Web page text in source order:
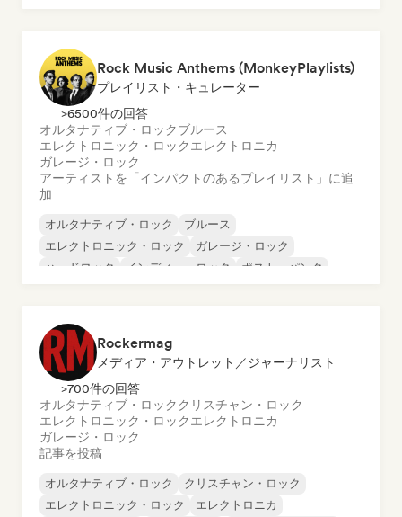
Rock Music Anthems (MonkeyPlaylists)
プレイリスト・キュレーター
>6500件の回答
オルタナティブ・ロックブルース
エレクトロニック・ロックエレクトロニカ
ガレージ・ロック
アーティストを「インパクトのあるプレイリスト」に追
加
オルタナティブ・ロック
ブルース
エレクトロニック・ロック
ガレージ・ロック
ハードロック
インディー・ロック
ポスト・パンク
Rockermag
メディア・アウトレット／ジャーナリスト
>700件の回答
オルタナティブ・ロッククリスチャン・ロック
エレクトロニック・ロックエレクトロニカ
ガレージ・ロック
記事を投稿
オルタナティブ・ロック
クリスチャン・ロック
エレクトロニック・ロック
エレクトロニカ